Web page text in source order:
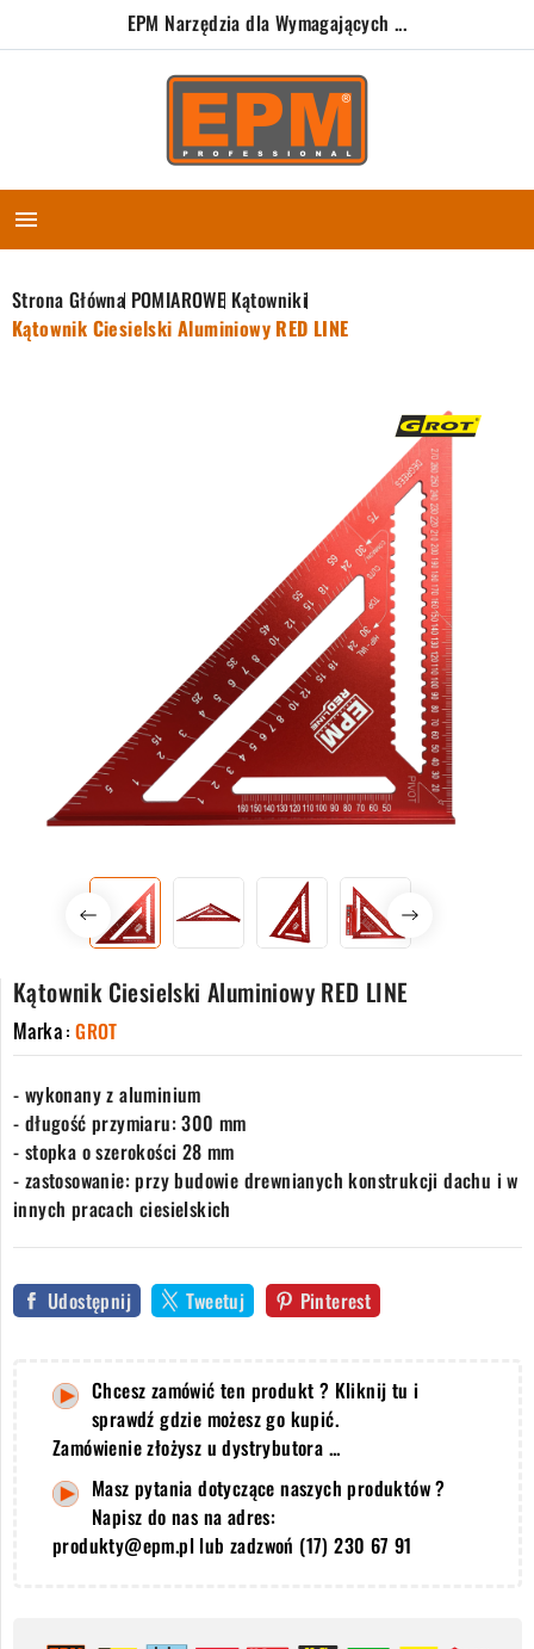
EPM Narzędzia dla Wymagających ...

Strona Główna POMIAROWE Kątowniki
Kątownik Ciesielski Aluminiowy RED LINE
Kątownik Ciesielski Aluminiowy RED LINE
Marka : GROT
- wykonany z aluminium
- długość przymiaru: 300 mm
- stopka o szerokości 28 mm
- zastosowanie:przy budowie drewnianych konstrukcji dachu i w
innych pracach ciesielskich
Udostępnij Tweetuj Pinterest
Chcesz zamówić ten produkt ? Kliknij tu i
sprawdź gdzie możesz go kupić.
Zamówienie złożysz u dystrybutora ...
Masz pytania dotyczące naszych produktów ?
Napisz do nas na adres:
produkty@epm.pl lub zadzwoń (17) 230 67 91